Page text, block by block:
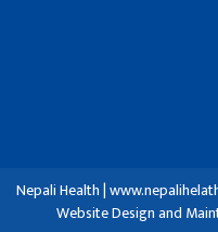
Nepali Health |
Website Design and